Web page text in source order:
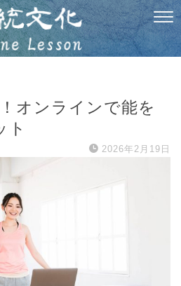
オンラインで能を
ト
2026年2月19日